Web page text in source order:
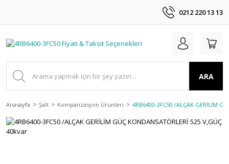
0212 220 13 13
ARA
Anasayfa Şalt Kompanzasyon Ürünleri 4RB6400-3FC50 /ALÇAK GERİLİM